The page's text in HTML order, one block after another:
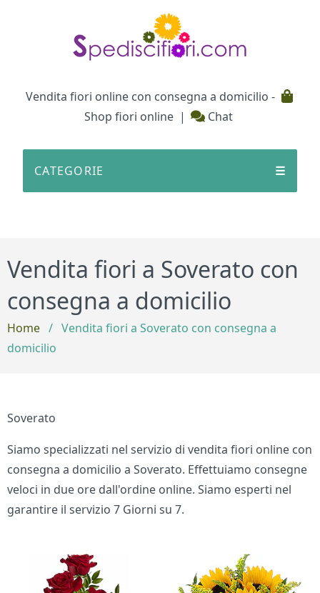
Vendita fiori online con consegna a domicilio -
Shop fiori online | Chat
CATEGORIE ☰
Vendita fiori a Soverato con
consegna a domicilio
Home / Vendita fiori a Soverato con consegna a
domicilio
Soverato
Siamo specializzati nel servizio di vendita fiori online con
consegna a domicilio a Soverato. Effettuiamo consegne
veloci in due ore dall'ordine online. Siamo esperti nel
garantire il servizio 7 Giorni su 7.
Bouquet di fiori